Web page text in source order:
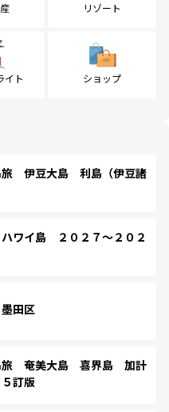
リゾート
イト ショップ
伊豆大島 利島（伊豆諸
ワイ島 ２０２７～２０２
田区
旅 奄美大島 喜界島 加計
訂版